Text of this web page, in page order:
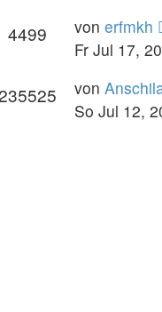
4499 von erfmkh
Fr Jul 17,
von
So Jul 12,